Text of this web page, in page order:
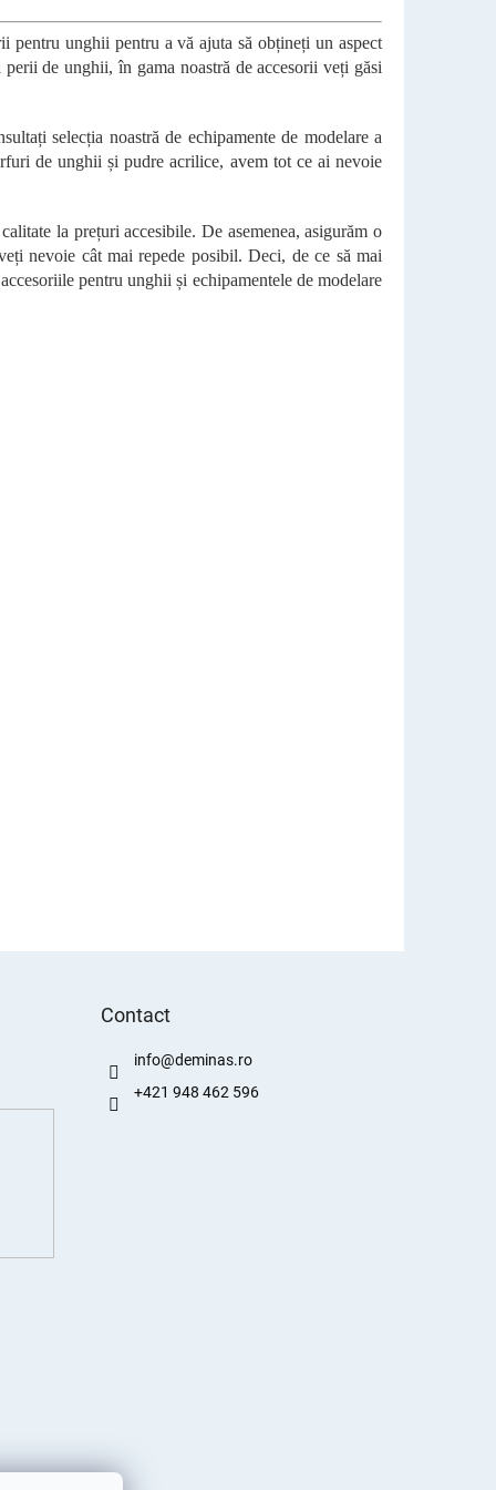
pentru unghii pentru a vă ajuta să obțineți un aspect
de unghii, în gama noastră de accesorii veți găsi
selecția noastră de echipamente de modelare a
de unghii și pudre acrilice, avem tot ce ai nevoie
la prețuri accesibile. De asemenea, asigurăm o
nevoie cât mai repede posibil. Deci, de ce să mai
pentru unghii și echipamentele de modelare
Contact
info@deminas.ro
+421 948 462 596